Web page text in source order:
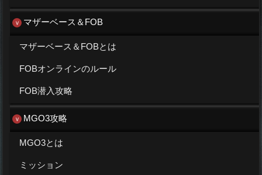
マザーベース＆FOB
マザーベース＆FOBとは
FOBオンラインのルール
FOB潜入攻略
MGO3攻略
MGO3とは
ミッション